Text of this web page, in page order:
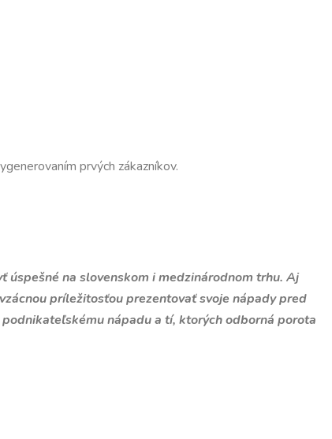
prvých zákazníkov.
na slovenskom i medzinárodnom trhu. Aj
príležitosťou prezentovať svoje nápady pred
nápadu a tí, ktorých odborná porota